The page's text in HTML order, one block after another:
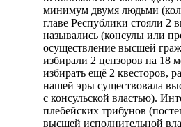
минимум двумя людьми
главе Республики стояли 2
назывались (консулы или
осуществление высшей
избирали 2 цензоров на 18
избирать ещё 2 квесторов,
нашей эры существовала
с консульской властью).
плебейских трибунов
высшей исполнительной